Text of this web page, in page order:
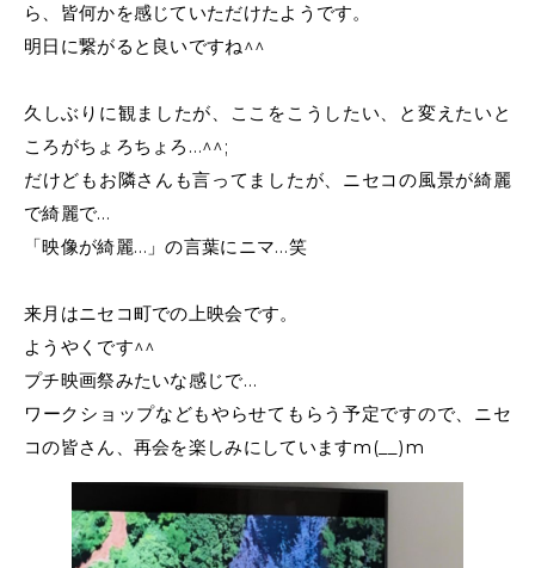
ら、皆何かを感じていただけたようです。
明日に繋がると良いですね^^
久しぶりに観ましたが、ここをこうしたい、と変えたいと
ころがちょろちょろ…^^;
だけどもお隣さんも言ってましたが、ニセコの風景が綺麗
で綺麗で…
「映像が綺麗…」の言葉にニマ…笑
来月はニセコ町での上映会です。
ようやくです^^
プチ映画祭みたいな感じで…
ワークショップなどもやらせてもらう予定ですので、ニセ
コの皆さん、再会を楽しみにしていますm(__)m